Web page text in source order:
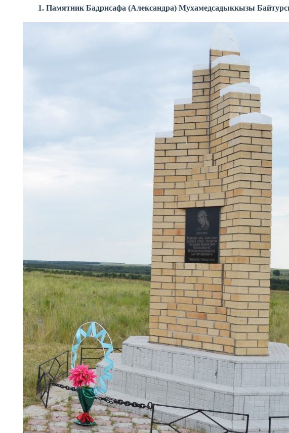
1. Памятник Бадрисафа (Александра) Мухамедсадыккызы